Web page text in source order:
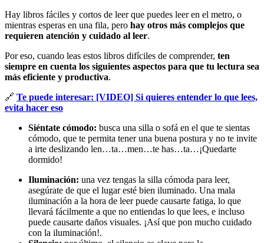
Hay libros fáciles y cortos de leer que puedes leer en el metro, o
mientras esperas en una fila, pero hay otros más complejos que
requieren atención y cuidado al leer.
Por eso, cuando leas estos libros difíciles de comprender, ten
siempre en cuenta los siguientes aspectos para que tu lectura sea
más eficiente y productiva.
🔗 Te puede interesar: [VIDEO] Si quieres entender lo que lees,
evita hacer eso
Siéntate cómodo: busca una silla o sofá en el que te sientas
cómodo, que te permita tener una buena postura y no te invite
a irte deslizando len…ta…men…te has…ta…¡Quedarte
dormido!
Iluminación: una vez tengas la silla cómoda para leer,
asegúrate de que el lugar esté bien iluminado. Una mala
iluminación a la hora de leer puede causarte fatiga, lo que
llevará fácilmente a que no entiendas lo que lees, e incluso
puede causarte daños visuales. ¡Así que pon mucho cuidado
con la iluminación!.